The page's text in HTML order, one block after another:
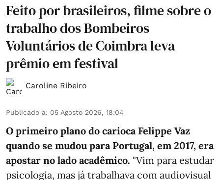
Feito por brasileiros, filme sobre o
trabalho dos Bombeiros
Voluntários de Coimbra leva
prêmio em festival
Caroline Ribeiro
Publicado a: 05 Agosto 2026, 18:04
O primeiro plano do carioca Felippe Vaz
quando se mudou para Portugal, em 2017, era
apostar no lado acadêmico. "Vim para estudar
psicologia, mas já trabalhava com audiovisual